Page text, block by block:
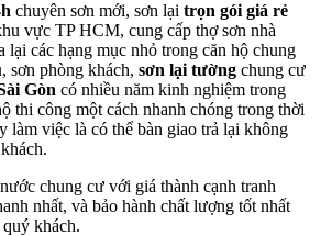
chuyên sơn mới, sơn lại trọn gói giá rẻ
vực TP HCM, cung cấp thợ sơn nhà
lại các hạng mục nhỏ trong căn hộ chung
, sơn phòng khách, sơn lại tường chung cư
Gòn có nhiều năm kinh nghiệm trong
thi công một cách nhanh chóng trong thời
làm việc là có thể bàn giao trả lại không
chung cư với giá thành cạnh tranh
nhất, và bảo hành chất lượng tốt nhất
khách.